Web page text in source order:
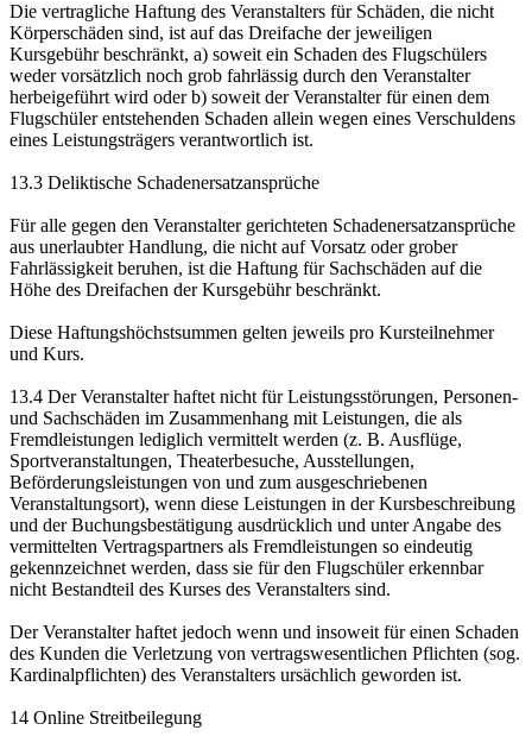
Die vertragliche Haftung des Veranstalters für Schäden, die nicht
Körperschäden sind, ist auf das Dreifache der jeweiligen
Kursgebühr beschränkt, a) soweit ein Schaden des Flugschülers
weder vorsätzlich noch grob fahrlässig durch den Veranstalter
herbeigeführt wird oder b) soweit der Veranstalter für einen dem
Flugschüler entstehenden Schaden allein wegen eines Verschuldens
eines Leistungsträgers verantwortlich ist.
13.3 Deliktische Schadenersatzansprüche
Für alle gegen den Veranstalter gerichteten Schadenersatzansprüche
aus unerlaubter Handlung, die nicht auf Vorsatz oder grober
Fahrlässigkeit beruhen, ist die Haftung für Sachschäden auf die
Höhe des Dreifachen der Kursgebühr beschränkt.
Diese Haftungshöchstsummen gelten jeweils pro Kursteilnehmer
und Kurs.
13.4 Der Veranstalter haftet nicht für Leistungsstörungen, Personen-
und Sachschäden im Zusammenhang mit Leistungen, die als
Fremdleistungen lediglich vermittelt werden (z. B. Ausflüge,
Sportveranstaltungen, Theaterbesuche, Ausstellungen,
Beförderungsleistungen von und zum ausgeschriebenen
Veranstaltungsort), wenn diese Leistungen in der Kursbeschreibung
und der Buchungsbestätigung ausdrücklich und unter Angabe des
vermittelten Vertragspartners als Fremdleistungen so eindeutig
gekennzeichnet werden, dass sie für den Flugschüler erkennbar
nicht Bestandteil des Kurses des Veranstalters sind.
Der Veranstalter haftet jedoch wenn und insoweit für einen Schaden
des Kunden die Verletzung von vertragswesentlichen Pflichten (sog.
Kardinalpflichten) des Veranstalters ursächlich geworden ist.
14 Online Streitbeilegung